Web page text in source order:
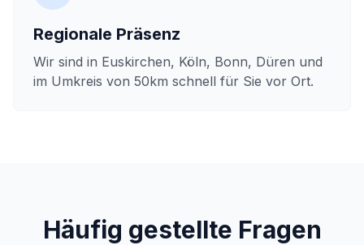
Regionale Präsenz
Wir sind in Euskirchen, Köln, Bonn, Düren und
im Umkreis von 50km schnell für Sie vor Ort.
Häufig gestellte Fragen